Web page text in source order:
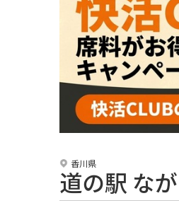
香川県
道の駅 な